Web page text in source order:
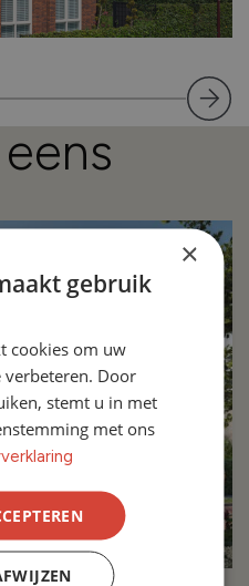
×
gebruik
cookies om uw
Door
stemt u in met
met ons